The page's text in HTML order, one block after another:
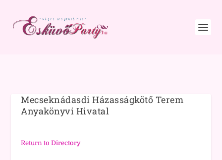
Mecseknádasdi Házasságkötő Terem
Anyakönyvi Hivatal
Return to Directory